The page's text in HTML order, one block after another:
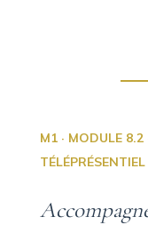
M1 · MODULE
TÉLÉPRÉSENTIEL